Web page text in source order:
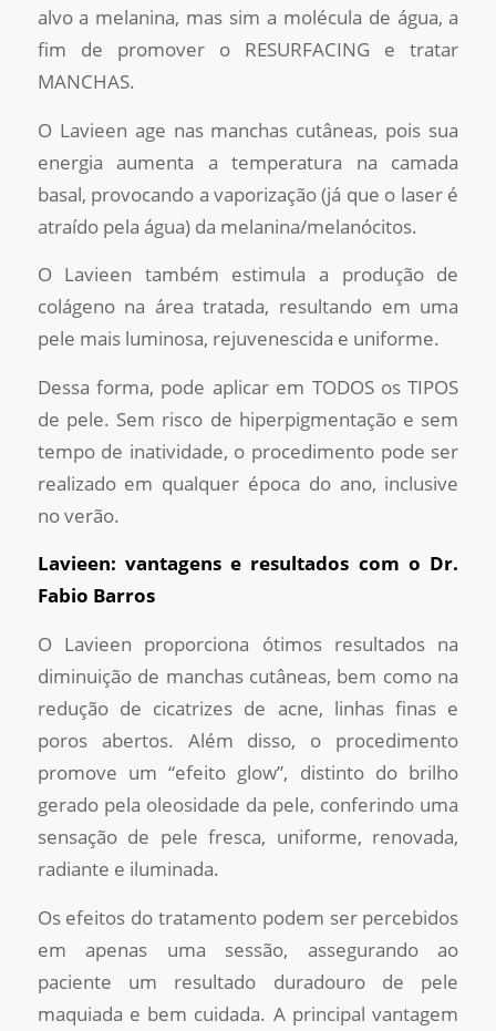
alvo a melanina, mas sim a molécula de água, a
fim de promover o RESURFACING e tratar
MANCHAS.
O Lavieen age nas manchas cutâneas, pois sua
energia aumenta a temperatura na camada
basal, provocando a vaporização (já que o laser é
atraído pela água) da melanina/melanócitos.
O Lavieen também estimula a produção de
colágeno na área tratada, resultando em uma
pele mais luminosa, rejuvenescida e uniforme.
Dessa forma, pode aplicar em TODOS os TIPOS
de pele. Sem risco de hiperpigmentação e sem
tempo de inatividade, o procedimento pode ser
realizado em qualquer época do ano, inclusive
no verão.
Lavieen: vantagens e resultados com o Dr.
Fabio Barros
O Lavieen proporciona ótimos resultados na
diminuição de manchas cutâneas, bem como na
redução de cicatrizes de acne, linhas finas e
poros abertos. Além disso, o procedimento
promove um “efeito glow”, distinto do brilho
gerado pela oleosidade da pele, conferindo uma
sensação de pele fresca, uniforme, renovada,
radiante e iluminada.
Os efeitos do tratamento podem ser percebidos
em apenas uma sessão, assegurando ao
paciente um resultado duradouro de pele
maquiada e bem cuidada. A principal vantagem